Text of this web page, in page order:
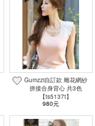
Gumzzi自訂款 雕花網紗
拼接合身背心 共3色
【ts5137t】
980元